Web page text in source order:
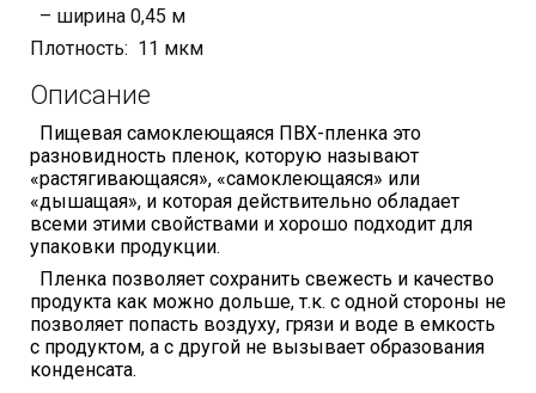
– ширина 0,45 м
Плотность: 11 мкм
Описание
Пищевая самоклеющаяся ПВХ-пленка это
разновидность пленок, которую называют
«растягивающаяся», «самоклеющаяся» или
«дышащая», и которая действительно обладает
всеми этими свойствами и хорошо подходит для
упаковки продукции.
Пленка позволяет сохранить свежесть и качество
продукта как можно дольше, т.к. с одной стороны не
позволяет попасть воздуху, грязи и воде в емкость
с продуктом, а с другой не вызывает образования
конденсата.